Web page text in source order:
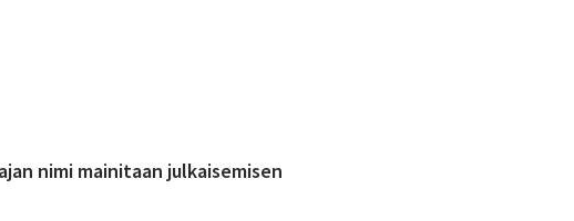
nimi mainitaan julkaisemisen